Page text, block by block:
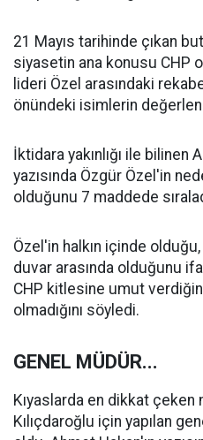
21 Mayıs tarihinde çıkan
siyasetin ana konusu CHP
lideri Özel arasındaki
önündeki isimlerin
İktidara yakınlığı ile bilinen
yazısında Özgür Özel'in
olduğunu 7 maddede
Özel'in halkın içinde
duvar arasında olduğunu
CHP kitlesine umut
olmadığını söyledi.
GENEL MÜDÜR...
Kıyaslarda en dikkat
Kılıçdaroğlu için yapılan